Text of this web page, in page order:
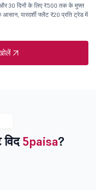
30 दिनों के लिए ₹500 तक के मुफ्त
पारदर्शी फ्लैट ₹20 प्रति ट्रेड में
5paisa?